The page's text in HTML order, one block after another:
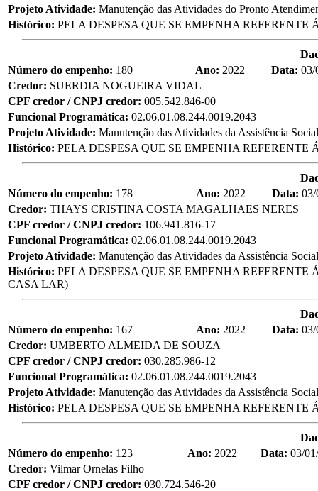
Projeto Atividade: Manutenção das Atividades do Pronto
Histórico: PELA DESPESA QUE SE EMPENHA
Número do empenho: 180 Ano: 2022 Data: 03/
Credor: SUERDIA NOGUEIRA VIDAL
CPF credor / CNPJ credor: 005.542.846-00
Funcional Programática: 02.06.01.08.244.0019.2043
Projeto Atividade: Manutenção das Atividades da Assistência Social
Histórico: PELA DESPESA QUE SE EMPENHA
Número do empenho: 178 Ano: 2022 Data: 03/
Credor: THAYS CRISTINA COSTA MAGALHAES NERES
CPF credor / CNPJ credor: 106.941.816-17
Funcional Programática: 02.06.01.08.244.0019.2043
Projeto Atividade: Manutenção das Atividades da Assistência Social
Histórico: PELA DESPESA QUE SE EMPENHA
CASA LAR)
Número do empenho: 167 Ano: 2022 Data: 03/
Credor: UMBERTO ALMEIDA DE SOUZA
CPF credor / CNPJ credor: 030.285.986-12
Funcional Programática: 02.06.01.08.244.0019.2043
Projeto Atividade: Manutenção das Atividades da Assistência Social
Histórico: PELA DESPESA QUE SE EMPENHA
Número do empenho: 123 Ano: 2022 Data: 03/
Credor: Vilmar Ornelas Filho
CPF credor / CNPJ credor: 030.724.546-20